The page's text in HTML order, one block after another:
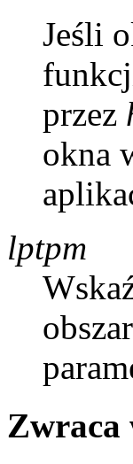
Jeśli
przez
okna
lptpm
Zwraca